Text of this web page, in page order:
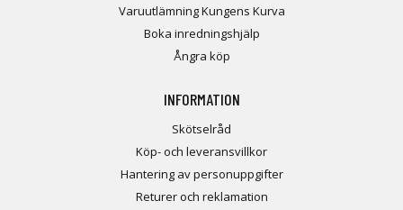
Varuutlämning Kungens Kurva
Boka inredningshjälp
Ångra köp
INFORMATION
Skötselråd
Köp- och leveransvillkor
Hantering av personuppgifter
Returer och reklamation